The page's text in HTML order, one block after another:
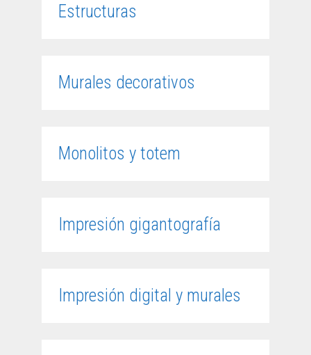
Estructuras
Murales decorativos
Monolitos y totem
Impresión gigantografía
Impresión digital y murales